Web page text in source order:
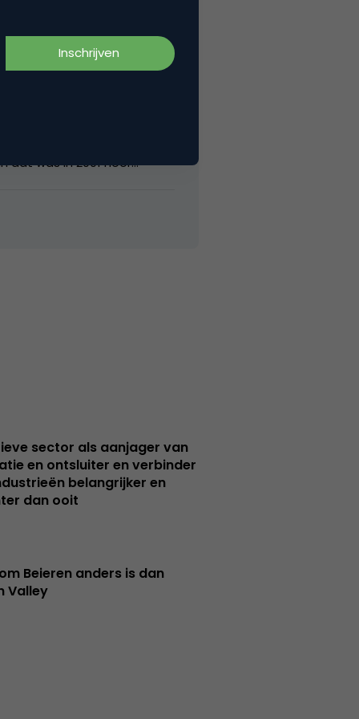
dat was in 2001 hoor…
sector als aanjager van
en ontsluiter en verbinder
belangrijker en
dan ooit
Beieren anders is dan
Valley